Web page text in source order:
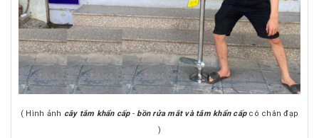
( Hình ảnh cây tắm khẩn cấp -bồn rửa mắt và tắm khẩn cấpcó chân đạp
)